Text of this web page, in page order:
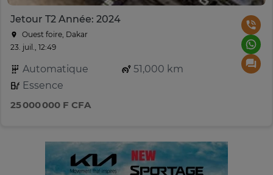
Jetour T2 Année: 2024
Ouest foire, Dakar
23. juil., 12:49
Automatique
51,000 km
Essence
25 000 000 F CFA